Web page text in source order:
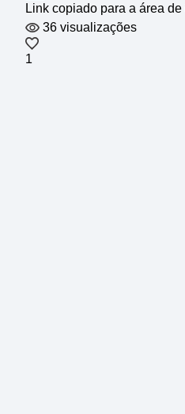
Link copiado para a área
36 visualizações
1